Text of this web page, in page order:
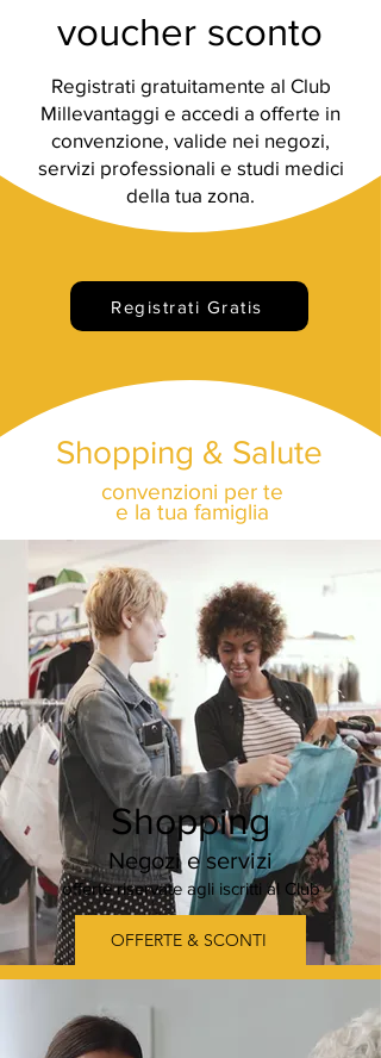
voucher sconto
Registrati gratuitamente al Club
Millevantaggi e accedi a offerte in
convenzione, valide nei negozi,
servizi professionali e studi medici
della tua zona.
Registrati Gratis
Shopping & Salute
convenzioni per te
e la tua famiglia
OFFERTE & SCONTI
Negozi e servizi
offerte riservate agli iscritti al Club
Shopping